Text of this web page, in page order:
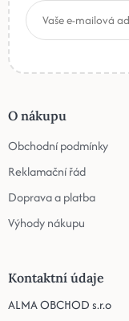
O nákupu
Obchodní podmínky
Reklamační řád
Doprava a platba
Výhody nákupu
Kontaktní údaje
ALMA OBCHOD s.r.o